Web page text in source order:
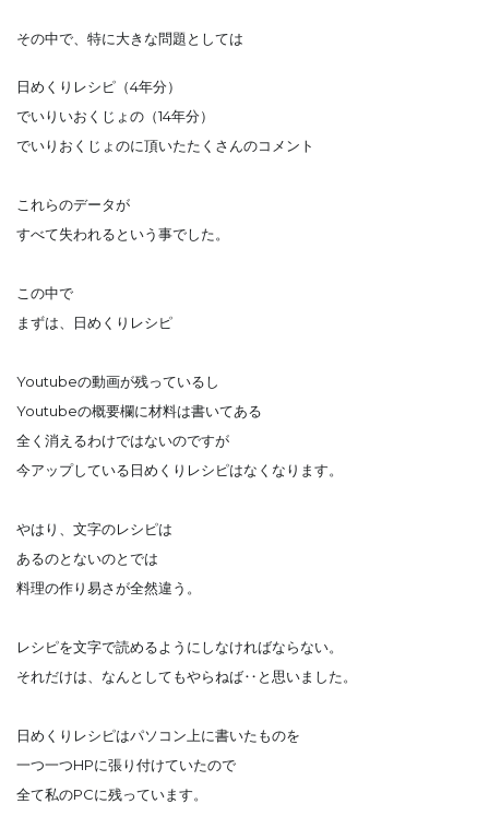
その中で、特に大きな問題としては
日めくりレシピ（4年分）
でいりいおくじょの（14年分）
でいりおくじょのに頂いたたくさんのコメント
これらのデータが
すべて失われるという事でした。
この中で
まずは、日めくりレシピ
Youtubeの動画が残っているし
Youtubeの概要欄に材料は書いてある
全く消えるわけではないのですが
今アップしている日めくりレシピはなくなります。
やはり、文字のレシピは
あるのとないのとでは
料理の作り易さが全然違う。
レシピを文字で読めるようにしなければならない。
それだけは、なんとしてもやらねば‥と思いました。
日めくりレシピはパソコン上に書いたものを
一つ一つHPに張り付けていたので
全て私のPCに残っています。